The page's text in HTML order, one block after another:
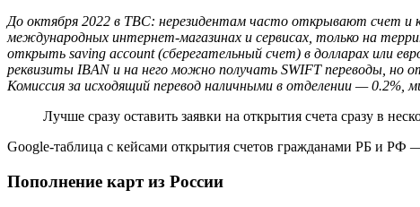
До октября 2022 в TBC: нерезидентам часто открывают счет и
международных интернет-магазинах и сервисах, только на
открыть saving account (сберегательный счет) в долларах или
реквизиты IBAN и на него можно получать SWIFT переводы, но
Комиссия за исходящий перевод наличными в отделении — 0.2%,
Лучше сразу оставить заявки на открытия счета сразу в
Google-таблица с кейсами открытия счетов гражданами РБ и РФ
Пополнение карт из России